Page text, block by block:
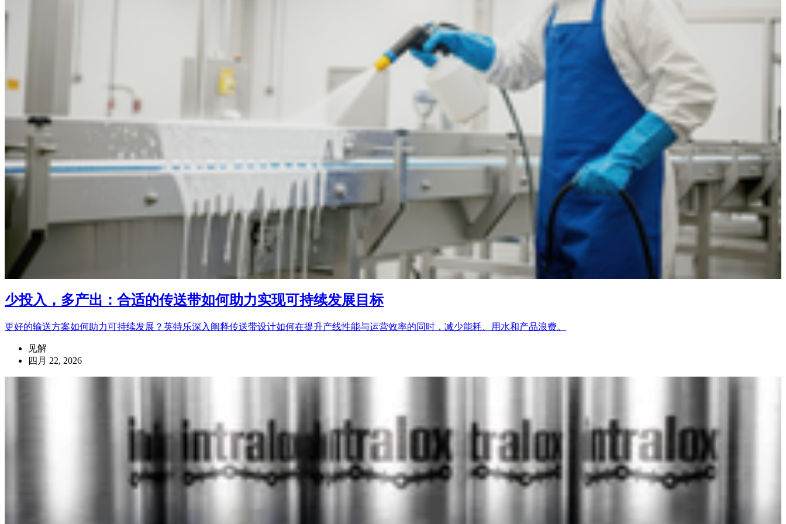
少投入，多产出：合适的传送带如何助力实现可持续发展目标
更好的输送方案如何助力可持续发展？英特乐深入阐释传送带设计如何在提升产线性能与运营效率的同时，减少能耗、用水和产品浪费。
见解
四月 22, 2026